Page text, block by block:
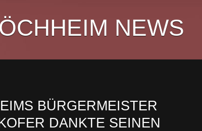
NEWS
BÜRGERMEISTER
DANKTE SEINEN